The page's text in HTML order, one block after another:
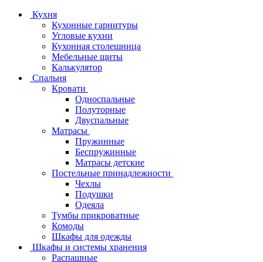
Кухня
Кухонные гарнитуры
Угловые кухни
Кухонная столешница
Мебельные щиты
Калькулятор
Спальня
Кровати
Односпальные
Полуторные
Двуспальные
Матрасы
Пружинные
Беспружинные
Матрасы детские
Постельные принадлежности
Чехлы
Подушки
Одеяла
Тумбы прикроватные
Комоды
Шкафы для одежды
Шкафы и системы хранения
Распашные